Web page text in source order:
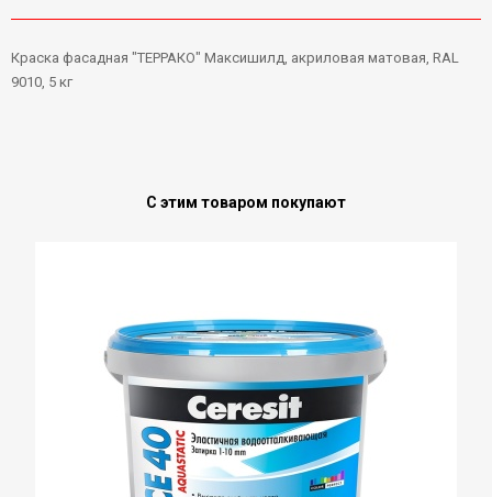
Краска фасадная "ТЕРРАКО" Максишилд, акриловая матовая, RAL
9010, 5 кг
С этим товаром покупают